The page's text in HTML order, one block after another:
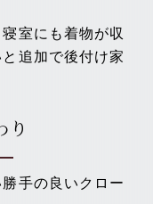
室にも着物が収
追加で後付け家
り
手の良いクロー